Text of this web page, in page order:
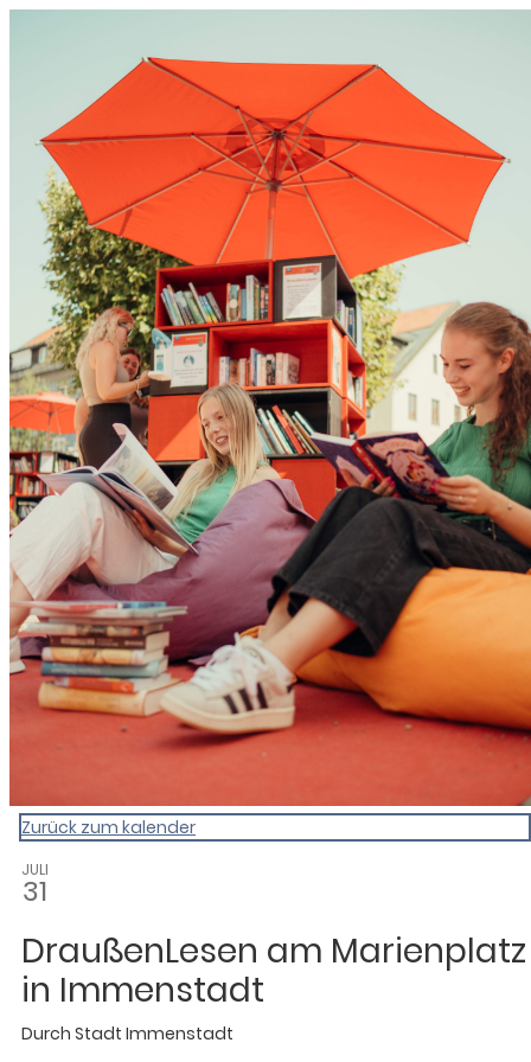
0831 - das Kemptener
Zurück zum kalender
JULI
31
DraußenLesen am Marienplatz
in Immenstadt
Durch Stadt Immenstadt